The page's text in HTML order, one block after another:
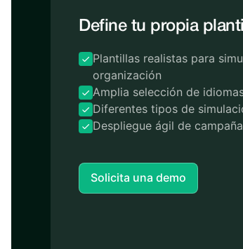
Define tu propia
Plantillas realistas para
organización
Amplia selección de
Diferentes tipos de
Despliegue ágil de
Solicita una demo